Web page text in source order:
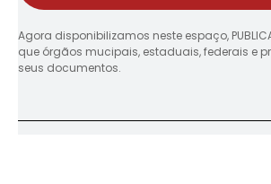
Agora disponibilizamos neste espaço,
que órgãos mucipais, estaduais, federais e
seus documentos.